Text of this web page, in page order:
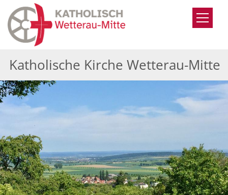
Zum Inhalt springen
Katholische Kirche Wetterau-Mitte